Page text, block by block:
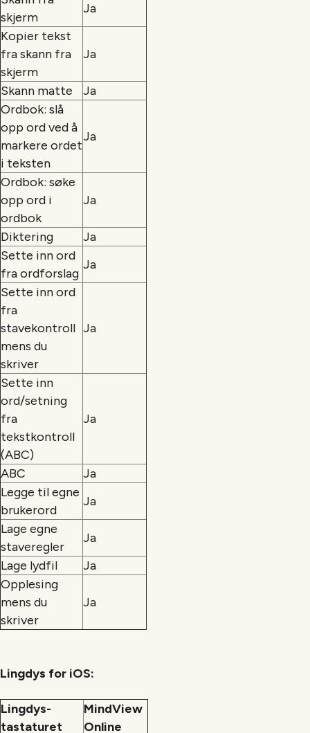
skjerm
Ja
Kopier tekst
fra skann fra
skjerm
Ja
Skann matte
Ja
Ordbok: slå
opp ord ved å
markere ordet
i teksten
Ja
Ordbok: søke
opp ord i
ordbok
Ja
Diktering
Ja
Sette inn ord
fra ordforslag
Ja
Sette inn ord
fra
stavekontroll
mens du
skriver
Ja
Sette inn
ord/setning
fra
tekstkontroll
(ABC)
Ja
ABC
Ja
Legge til egne
brukerord
Ja
Lage egne
staveregler
Ja
Lage lydfil
Ja
Opplesing
mens du
skriver
Ja
Lingdys for iOS:
Lingdys-
tastaturet
MindView
Online